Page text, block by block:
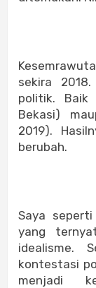
sekira
politik.
Bekasi)
2019).
berubah.
Saya
yang
idealisme.
kontestasi
menjadi